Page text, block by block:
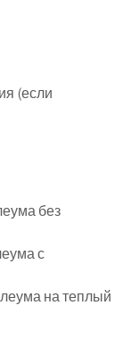
(если
без
с
на теплый